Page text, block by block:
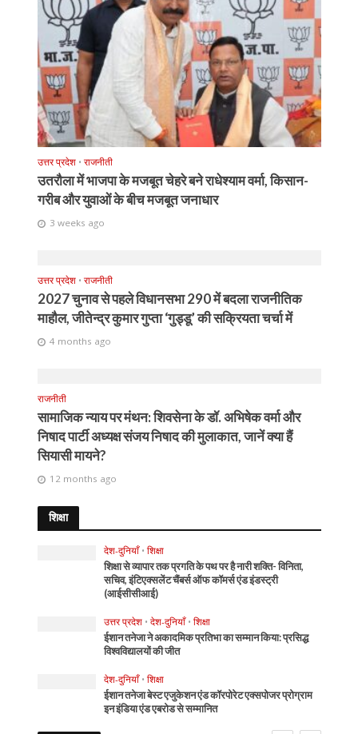
उत्तर प्रदेश • राजनीती
उतरौला में भाजपा के मजबूत चेहरे बने राधेश्याम वर्मा, किसान-
गरीब और युवाओं के बीच मजबूत जनाधार
3 weeks ago
उत्तर प्रदेश • राजनीती
2027 चुनाव से पहले विधानसभा 290 में बदला राजनीतिक
माहौल, जीतेन्द्र कुमार गुप्ता ‘गुड्डू’ की सक्रियता चर्चा में
4 months ago
राजनीती
सामाजिक न्याय पर मंथन: शिवसेना के डॉ. अभिषेक वर्मा और
निषाद पार्टी अध्यक्ष संजय निषाद की मुलाकात, जानें क्या हैं
सियासी मायने?
12 months ago
शिक्षा
देश-दुनियाँ • शिक्षा
शिक्षा से व्यापार तक प्रगति के पथ पर है नारी शक्ति- विनिता,
सचिव, इंटिएक्सलेंट चैंबर्स ऑफ कॉमर्स एंड इंडस्ट्री
(आईसीसीआई)
उत्तर प्रदेश • देश-दुनियाँ • शिक्षा
ईशान तनेजा ने अकादमिक प्रतिभा का सम्मान किया: प्रसिद्ध
विश्वविद्यालयों की जीत
देश-दुनियाँ • शिक्षा
ईशान तनेजा बेस्ट एजुकेशन एंड कॉरपोरेट एक्सपोजर प्रोग्राम
इन इंडिया एंड एबरोड से सम्मानित